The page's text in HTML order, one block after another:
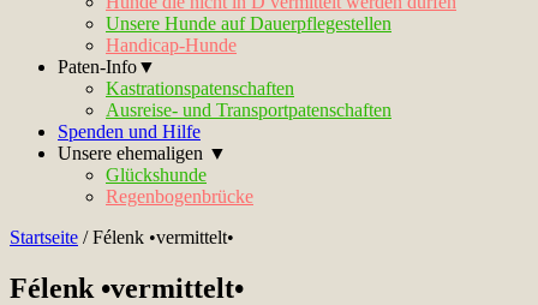
Unsere Hunde auf Dauerpflegestellen
Handicap-Hunde
Paten-Info▼
Kastrationspatenschaften
Ausreise- und Transportpatenschaften
Spenden und Hilfe
Unsere ehemaligen ▼
Glückshunde
Regenbogenbrücke
Startseite /Félenk •vermittelt•
Félenk •vermittelt•